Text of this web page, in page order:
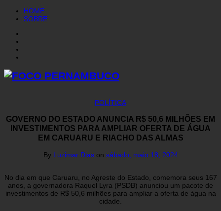
HOME
SOBRE
POLÍTICA
GOVERNO DO ESTADO ANUNCIA R$ 50,6 MILHÕES EM
INVESTIMENTOS PARA AMPLIAR OFERTA DE ÁGUA
EM CARUARU E RIACHO DAS ALMAS
By Luzimar Dias on sábado, maio 18, 2024
No dia em que Caruaru, no Agreste do Estado, comemora seus 167
anos, a governadora Raquel Lyra (PSDB) anunciou um pacote de
investimentos de R$ 50,6 milhões para ampliar a oferta de água na
cidade.